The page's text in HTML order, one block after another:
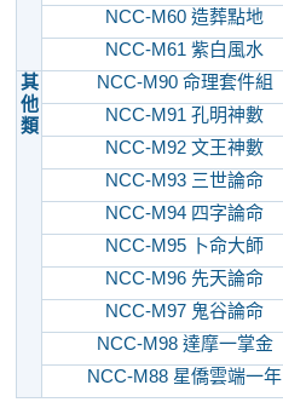
NCC-M60 造葬點地
NCC-M61 紫白風水
其
他
類
NCC-M90 命理套件組
NCC-M91 孔明神數
NCC-M92 文王神數
NCC-M93 三世論命
NCC-M94 四字論命
NCC-M95 卜命大師
NCC-M96 先天論命
NCC-M97 鬼谷論命
NCC-M98 達摩一掌金
NCC-M88 星僑雲端一年